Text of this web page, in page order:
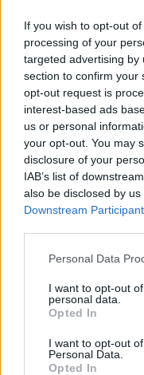
If you wish to opt-out
processing of your
targeted advertising by
section to confirm your
opt-out request is
interest-based ads
us or personal
your opt-out. You may
disclosure of your
IAB’s list of
also be disclosed by
Downstream
Personal Data
I want to opt-out
personal data.
Opted In
I want to opt-out
Personal Data.
Opted In